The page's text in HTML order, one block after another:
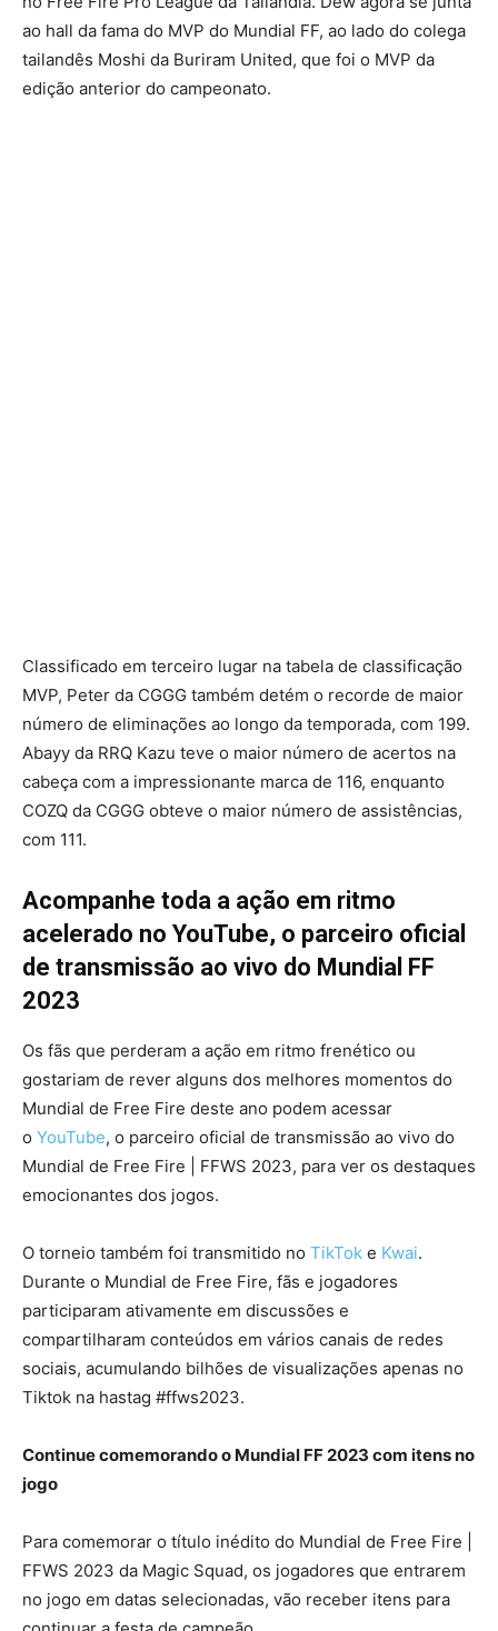
ao hall da fama do MVP do Mundial FF, ao lado do colega
tailandês Moshi da Buriram United, que foi o MVP da
edição anterior do campeonato.
Classificado em terceiro lugar na tabela de classificação
MVP, Peter da CGGG também detém o recorde de maior
número de eliminações ao longo da temporada, com 199.
Abayy da RRQ Kazu teve o maior número de acertos na
cabeça com a impressionante marca de 116, enquanto
COZQ da CGGG obteve o maior número de assistências,
com 111.
Acompanhe toda a ação em ritmo
acelerado no YouTube, o parceiro oficial
de transmissão ao vivo do Mundial FF
2023
Os fãs que perderam a ação em ritmo frenético ou
gostariam de rever alguns dos melhores momentos do
Mundial de Free Fire deste ano podem acessar
o YouTube, o parceiro oficial de transmissão ao vivo do
Mundial de Free Fire | FFWS 2023, para ver os destaques
emocionantes dos jogos.
O torneio também foi transmitido no TikTok e Kwai.
Durante o Mundial de Free Fire, fãs e jogadores
participaram ativamente em discussões e
compartilharam conteúdos em vários canais de redes
sociais, acumulando bilhões de visualizações apenas no
Tiktok na hastag #ffws2023.
Continue comemorando o Mundial FF 2023 com itens no
jogo
Para comemorar o título inédito do Mundial de Free Fire |
FFWS 2023 da Magic Squad, os jogadores que entrarem
no jogo em datas selecionadas, vão receber itens para